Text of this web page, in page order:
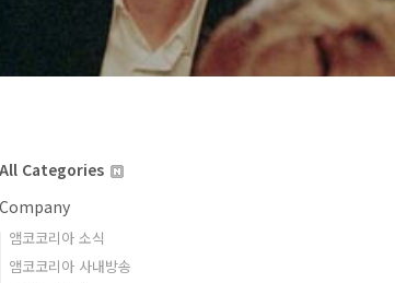
All Categories
Company
앰코코리아 소식
앰코코리아 사내방송